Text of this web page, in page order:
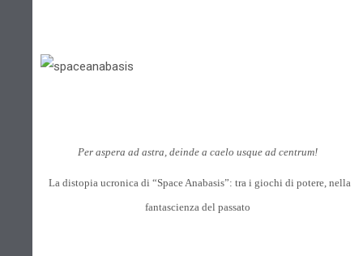
Per aspera ad astra, deinde a caelo usque ad centrum!
La distopia ucronica di “Space Anabasis”: tra i giochi di potere, nella
fantascienza del passato